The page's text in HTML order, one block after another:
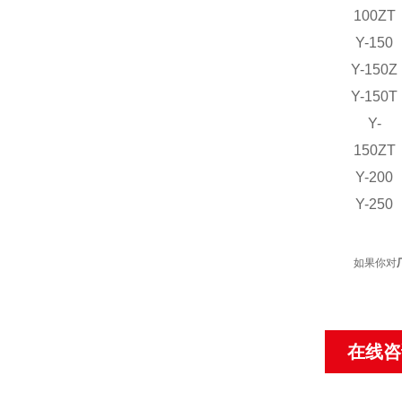
100ZT
Y-150
Y-150Z
Y-150T
Y-
150ZT
Y-200
Y-250
如果你对
在线